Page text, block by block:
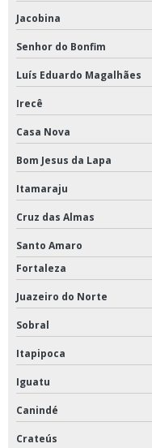
Jacobina
Senhor do Bonfim
Luís Eduardo Magalhães
Irecê
Casa Nova
Bom Jesus da Lapa
Itamaraju
Cruz das Almas
Santo Amaro
Fortaleza
Juazeiro do Norte
Sobral
Itapipoca
Iguatu
Canindé
Crateús